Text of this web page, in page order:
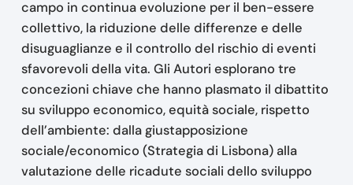
campo in continua evoluzione per il ben-essere
collettivo, la riduzione delle differenze e delle
disuguaglianze e il controllo del rischio di eventi
sfavorevoli della vita. Gli Autori esplorano tre
concezioni chiave che hanno plasmato il dibattito
su sviluppo economico, equità sociale, rispetto
dell’ambiente: dalla giustapposizione
sociale/economico (Strategia di Lisbona) alla
valutazione delle ricadute sociali dello sviluppo